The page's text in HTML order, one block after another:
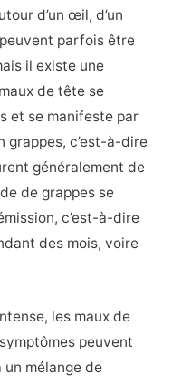
d’un œil, d’un
parfois être
il existe une
de tête se
et se manifeste par
grappes, c’est-à-dire
généralement de
de grappes se
c’est-à-dire
des mois, voire
les maux de
peuvent
mélange de